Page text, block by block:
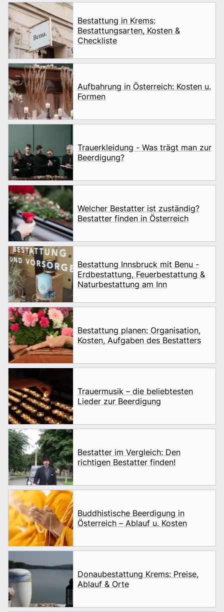
Bestattung in Krems:
Bestattungsarten, Kosten &
Checkliste
Aufbahrung in Österreich: Kosten u.
Formen
Trauerkleidung - Was trägt man zur
Beerdigung?
Welcher Bestatter ist zuständig?
Bestatter finden in Österreich
Bestattung Innsbruck mit Benu -
Erdbestattung, Feuerbestattung &
Naturbestattung am Inn
Bestattung planen: Organisation,
Kosten, Aufgaben des Bestatters
Trauermusik – die beliebtesten
Lieder zur Beerdigung
Bestatter im Vergleich: Den
richtigen Bestatter finden!
Buddhistische Beerdigung in
Österreich – Ablauf u. Kosten
Donaubestattung Krems: Preise,
Ablauf & Orte